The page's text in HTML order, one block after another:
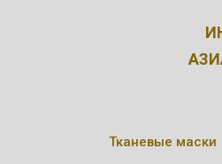
Тканевые маски